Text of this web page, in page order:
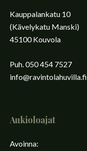
Kauppalankatu 10
(Kävelykatu Manski)
45100 Kouvola
Puh. 050 454 7527
info@ravintolahuvilla.fi
Aukioloajat
Avoinna: